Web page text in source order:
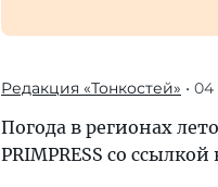
Редакция «Тонкостей» •
Погода в регионах
PRIMPRESS со